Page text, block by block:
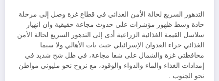
التدهور السريع لحالة الأمن الغذائي في قطاع غزة وصل إلى مرحلة
حادة وسط ظهور مؤشرات على حدوث مجاعة حقيقية وان انهيار
سلاسل القيمة الغذائية الزراعية أدى إلى التدهور السريع لحالة الأمن
الغذائي جراء العدوان الإسرائيلي حيث بات الأهالي ولا سيما
محافظتي غزة والشمال على شفا مجاعة، في ظل شح شديد في
إمدادات الغذاء والماء والدواء والوقود، مع نزوح نحو مليوني مواطن
نحو الجنوب .